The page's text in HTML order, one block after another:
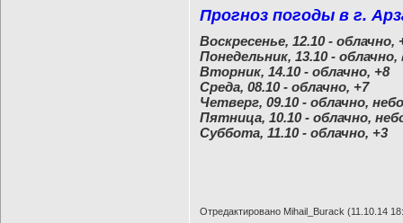
Прогноз погоды в г.
Воскресенье, 12.10 - облачно,
Понедельник, 13.10 -
Вторник, 14.10 - облачно, +8
Среда, 08.10 - облачно, +7
Четверг, 09.10 - облачно,
Пятница, 10.10 - облачно,
Суббота, 11.10 - облачно, +3
Отредактировано Mihail_Burack (11.10.14